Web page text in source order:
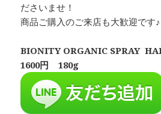
ださいませ！
商品ご購入のご来店も大歓迎です♪
BIONITY ORGANIC SPRAY
1600円 180g